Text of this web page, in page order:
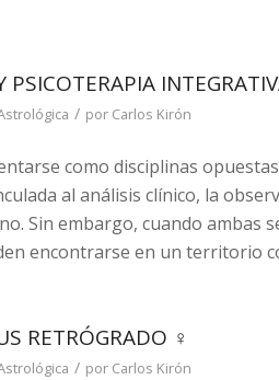
PSICOTERAPIA
/ por Carlos Kirón
como disciplinas
al análisis clínico, la
Sin embargo, cuando ambas
encontrarse en un territorio
RETRÓGRADO ♀
/ por Carlos Kirón